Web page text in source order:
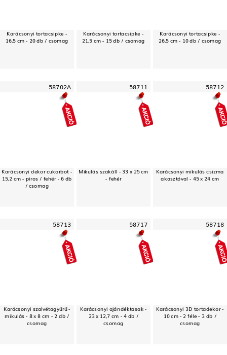
Karácsonyi tortacsipke -
16,5 cm - 20 db / csomag
Karácsonyi tortacsipke -
21,5 cm - 15 db / csomag
Karácsonyi tortacsipke -
26,5 cm - 10 db / csomag
58702A
Karácsonyi dekor cukorbot -
15,2 cm - piros / fehér - 6 db
/ csomag
58711
Mikulás szakáll - 33 x 25 cm
- fehér
58712
Karácsonyi mikulás csizma
akasztóval - 45 x 24 cm
58713
Karácsonyi szalvétagyűrű -
mikulás - 8 x 8 cm - 2 db /
csomag
58717
Karácsonyi ajándéktasak -
23 x 12,7 cm - 4 db /
csomag
58718
Karácsonyi 3D tortadekor -
10 cm - 2 féle - 3 db /
csomag